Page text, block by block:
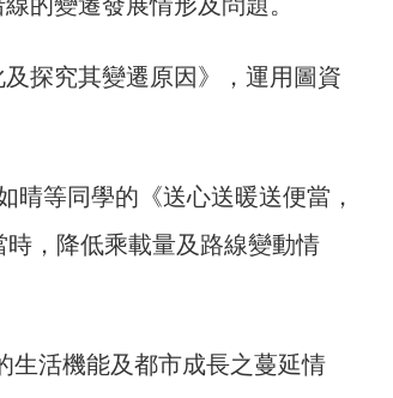
探究其變遷原因》，運用圖資
等同學的《送心送暖送便當，
，降低乘載量及路線變動情
生活機能及都市成長之蔓延情